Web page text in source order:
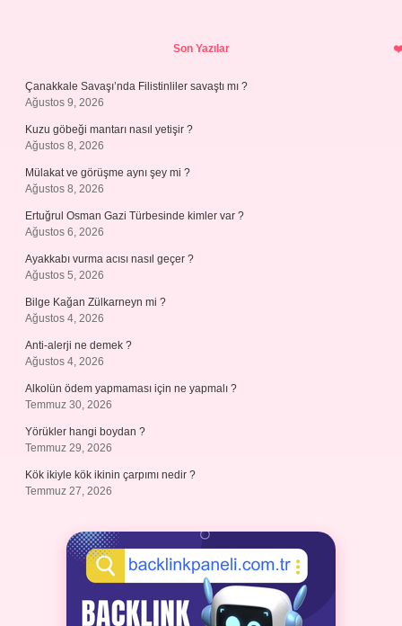
Son Yazılar
Çanakkale Savaşı’nda Filistinliler savaştı mı ?
Ağustos 9, 2026
Kuzu göbeği mantarı nasıl yetişir ?
Ağustos 8, 2026
Mülakat ve görüşme aynı şey mi ?
Ağustos 8, 2026
Ertuğrul Osman Gazi Türbesinde kimler var ?
Ağustos 6, 2026
Ayakkabı vurma acısı nasıl geçer ?
Ağustos 5, 2026
Bilge Kağan Zülkarneyn mi ?
Ağustos 4, 2026
Anti-alerji ne demek ?
Ağustos 4, 2026
Alkolün ödem yapmaması için ne yapmalı ?
Temmuz 30, 2026
Yörükler hangi boydan ?
Temmuz 29, 2026
Kök ikiyle kök ikinin çarpımı nedir ?
Temmuz 27, 2026